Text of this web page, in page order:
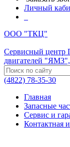
Личный
ООО "ТКЦ"
Сервисный
двигателей
(4822) 78-35-30
Главная
Запасные
Сервис и
Контактная